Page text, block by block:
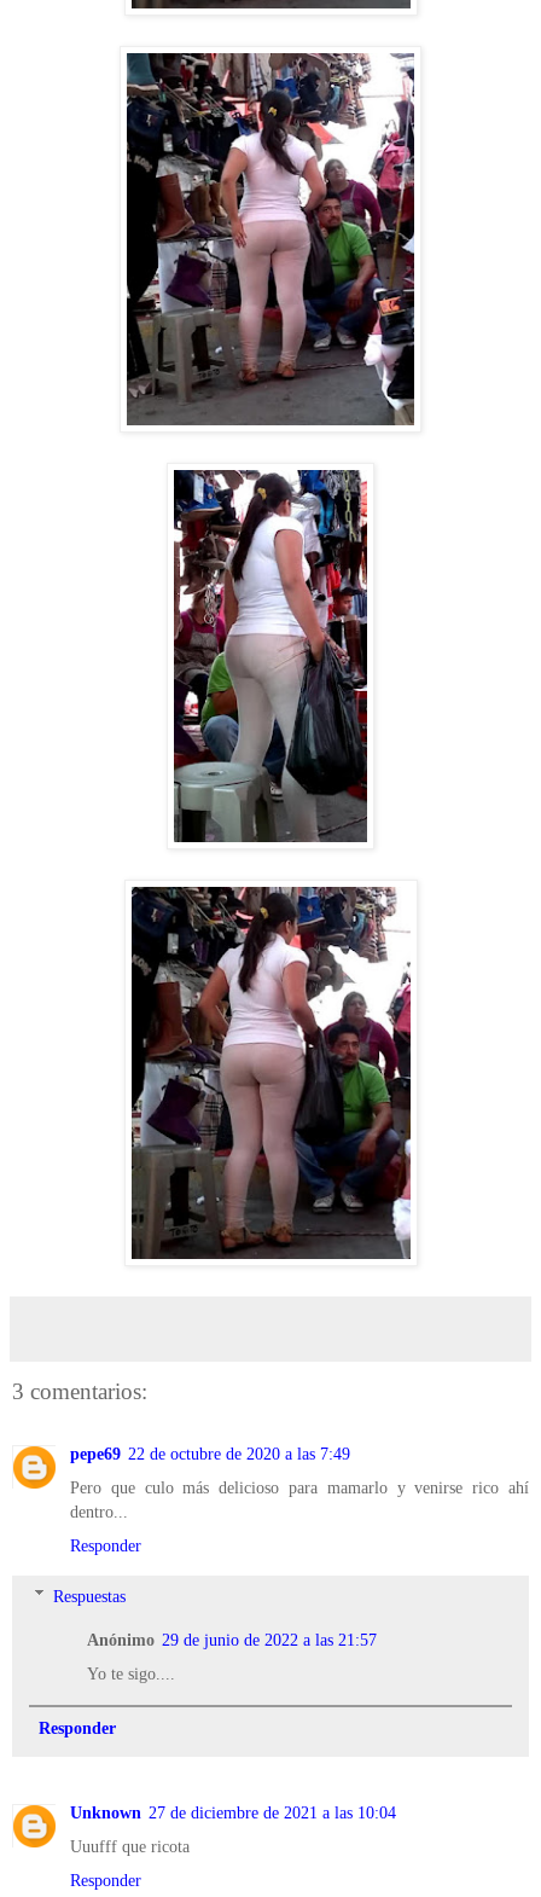
3 comentarios:
pepe69 22 de octubre de 2020 a las 7:49
Pero que culo más delicioso para mamarlo y venirse rico ahí
dentro...
Responder
Respuestas
Anónimo 29 de junio de 2022 a las 21:57
Yo te sigo....
Responder
Unknown 27 de diciembre de 2021 a las 10:04
Uuufff que ricota
Responder